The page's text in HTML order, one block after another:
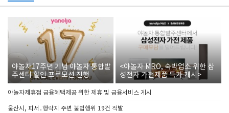
야놀자17주년 기념 야놀자 통합발
주센터 할인 프로모션 진행
<야놀자 MRO, 숙박업소 위한 삼
성전자 가전제품 특가 개시>
야놀자제휴점 금융혜택제공 위한 제휴 및 금융서비스 게시
울산시, 피서․행락지 주변 불법행위 19건 적발